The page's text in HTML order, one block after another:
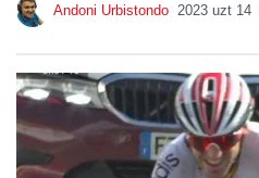
Andoni Urbistondo 2023 uzt 14